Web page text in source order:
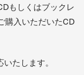
もしくはブックレ
購入いただいたCD
たします。